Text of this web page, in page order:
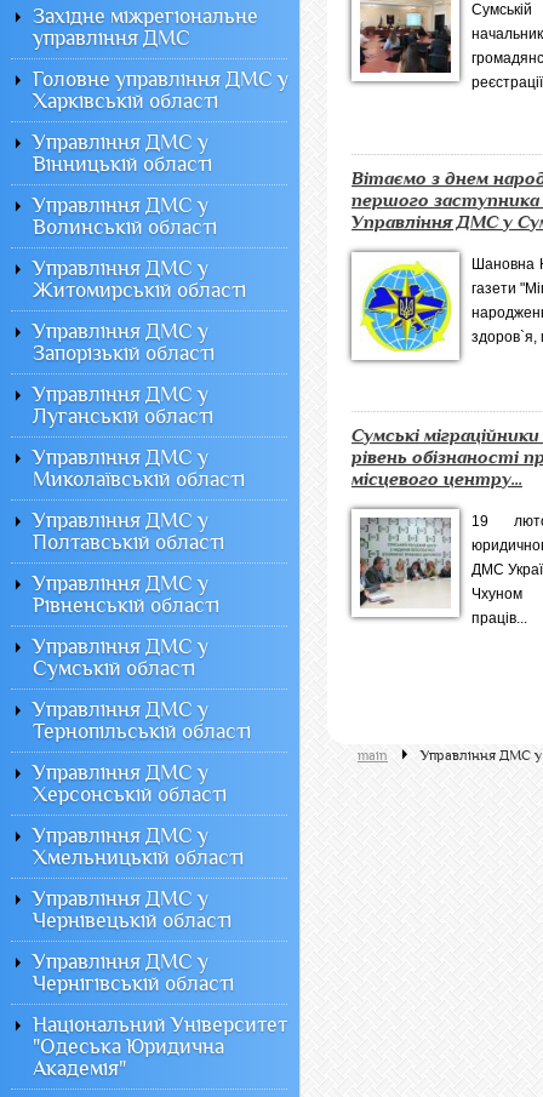
Вітаємо з днем
першого заступника
Управління ДМС у
Шановна
газети
здоров`я,
Сумські
рівень обізнаності
місцевого центру...
19
ДМС
Чхуном
праців...
main Управління ДМС у
Західне міжрегіональне
управління ДМС
Головне управління ДМС у
Харківській області
Управління ДМС у
Вінницькій області
Управління ДМС у
Волинській області
Управління ДМС у
Житомирській області
Управління ДМС у
Запорізькій області
Управління ДМС у
Луганській області
Управління ДМС у
Миколаївській області
Управління ДМС у
Полтавській області
Управління ДМС у
Рівненській області
Управління ДМС у
Сумській області
Управління ДМС у
Тернопільській області
Управління ДМС у
Херсонській області
Управління ДМС у
Хмельницькій області
Управління ДМС у
Чернівецькій області
Управління ДМС у
Чернігівській області
Національний Університет
"Одеська Юридична
Академія"